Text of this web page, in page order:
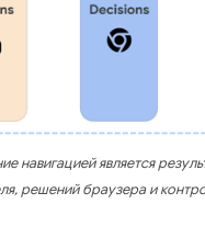
навигацией является
решений браузера и